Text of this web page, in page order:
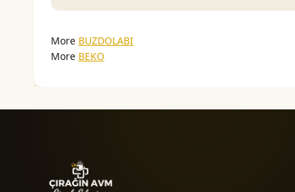
More BUZDOLABI
More BEKO